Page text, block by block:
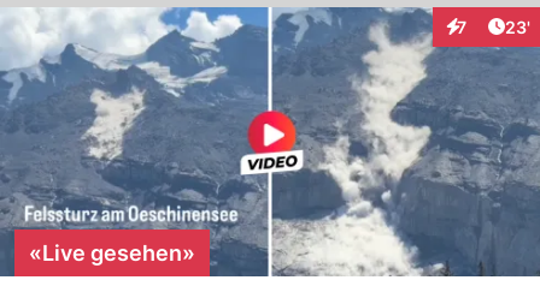
7 23'
«Live gesehen»